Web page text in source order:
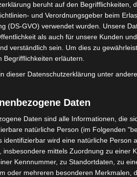
über
Trunkenheitsfahrten bei
Großkontrolle
beruht auf den Begrifflichkeiten,
und Verordnungsgeber beim
(DS-GVO) verwendet wurden. Unsere
als auch für unsere Kunden
verständlich sein. Um dies zu
Begrifflichkeiten erläutern.
dieser Datenschutzerklärung unter
Daten
Daten sind alle Informationen, die
natürliche Person (im Folgenden
identifizierbar wird eine natürliche Person
insbesondere mittels Zuordnung zu einer
Kennnummer, zu Standortdaten, zu
oder mehreren besonderen Merkmalen,